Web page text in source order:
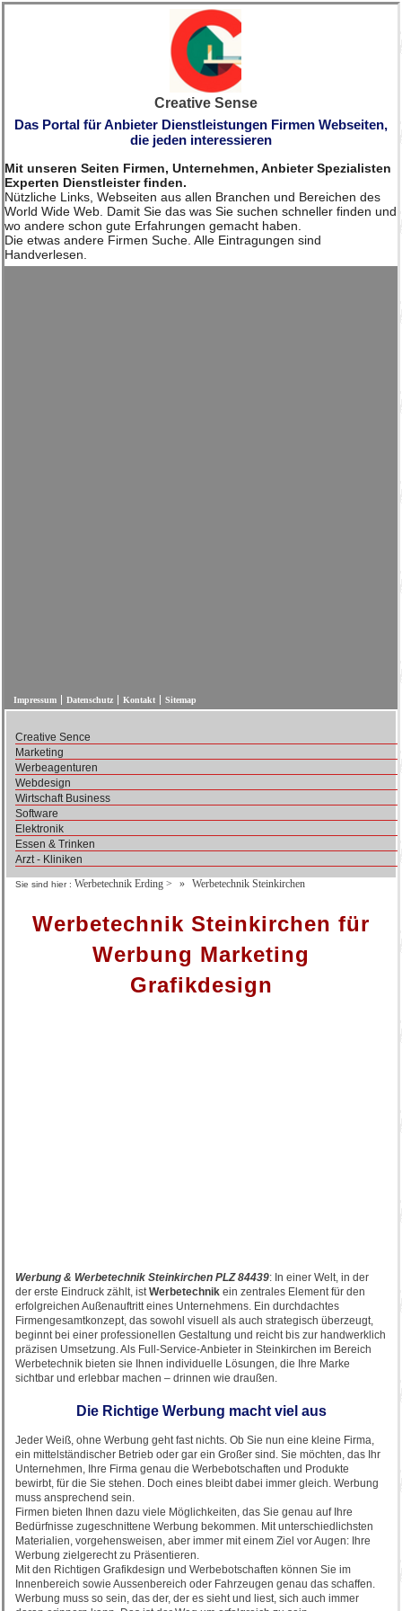
Creative Sense
Das Portal für Anbieter Dienstleistungen Firmen Webseiten,
die jeden interessieren
Mit unseren Seiten Firmen, Unternehmen, Anbieter Spezialisten
Experten Dienstleister finden.
Nützliche Links, Webseiten aus allen Branchen und Bereichen des
World Wide Web. Damit Sie das was Sie suchen schneller finden und
wo andere schon gute Erfahrungen gemacht haben.
Die etwas andere Firmen Suche. Alle Eintragungen sind
Handverlesen.
Impressum Datenschutz Kontakt Sitemap
Creative Sence
Marketing
Werbeagenturen
Webdesign
Wirtschaft Business
Software
Elektronik
Essen & Trinken
Arzt - Kliniken
Sie sind hier : Werbetechnik Erding > Werbetechnik Steinkirchen
Werbetechnik Steinkirchen für
Werbung Marketing
Grafikdesign
Werbung & Werbetechnik Steinkirchen PLZ 84439: In einer Welt, in der
der erste Eindruck zählt, istWerbetechnik ein zentrales Element für den
erfolgreichen Außenauftritt eines Unternehmens. Ein durchdachtes
Firmengesamtkonzept, das sowohl visuell als auch strategisch überzeugt,
beginnt bei einer professionellen Gestaltung und reicht bis zur handwerklich
präzisen Umsetzung. Als Full-Service-Anbieter in Steinkirchen im Bereich
Werbetechnik bieten sie Ihnen individuelle Lösungen, die Ihre Marke
sichtbar und erlebbar machen – drinnen wie draußen.
Die Richtige Werbung macht viel aus
Jeder Weiß, ohne Werbung geht fast nichts. Ob Sie nun eine kleine Firma,
ein mittelständischer Betrieb oder gar ein Großer sind. Sie möchten, das Ihr
Unternehmen, Ihre Firma genau die Werbebotschaften und Produkte
bewirbt, für die Sie stehen. Doch eines bleibt dabei immer gleich. Werbung
muss ansprechend sein.
Firmen bieten Ihnen dazu viele Möglichkeiten, das Sie genau auf Ihre
Bedürfnisse zugeschnittene Werbung bekommen. Mit unterschiedlichsten
Materialien, vorgehensweisen, aber immer mit einem Ziel vor Augen: Ihre
Werbung zielgerecht zu Präsentieren.
Mit den Richtigen Grafikdesign und Werbebotschaften können Sie im
Innenbereich sowie Aussenbereich oder Fahrzeugen genau das schaffen.
Werbung muss so sein, das der, der es sieht und liest, sich auch immer